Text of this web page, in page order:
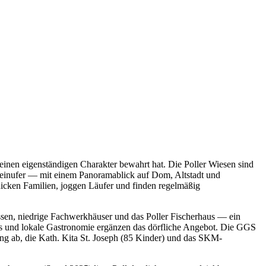
eigenständigen Charakter bewahrt hat. Die Poller Wiesen sind
— mit einem Panoramablick auf Dom, Altstadt und
Familien, joggen Läufer und finden regelmäßig
niedrige Fachwerkhäuser und das Poller Fischerhaus — ein
lokale Gastronomie ergänzen das dörfliche Angebot. Die GGS
ab, die Kath. Kita St. Joseph (85 Kinder) und das SKM-